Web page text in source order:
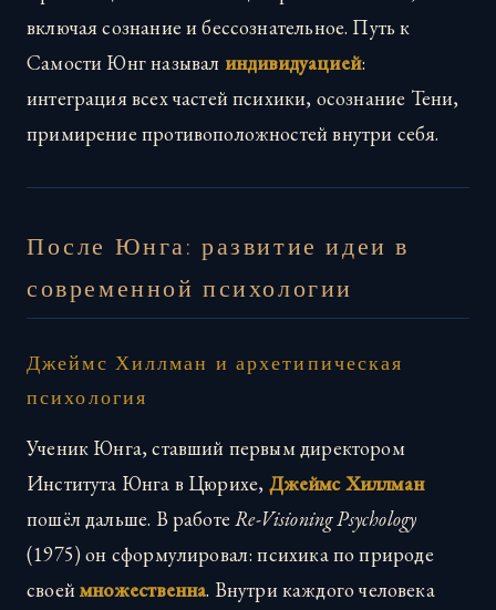
включая сознание и бессознательное. Путь к
Самости Юнг называл индивидуацией:
интеграция всех частей психики, осознание Тени,
примирение противоположностей внутри себя.
После Юнга: развитие идеи в
современной психологии
Джеймс Хиллман и архетипическая
психология
Ученик Юнга, ставший первым директором
Института Юнга в Цюрихе, Джеймс Хиллман
пошёл дальше. В работеRe-Visioning Psychology
(1975) он сформулировал: психика по природе
своеймножественна. Внутри каждого человека